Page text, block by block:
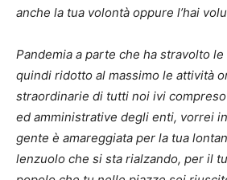
anche la tua volontà oppure l’hai
Pandemia a parte che ha stravolto
quindi ridotto al massimo le attività
straordinarie di tutti noi ivi
ed amministrative degli enti, vorrei
gente è amareggiata per la tua
lenzuolo che si sta rialzando, per il